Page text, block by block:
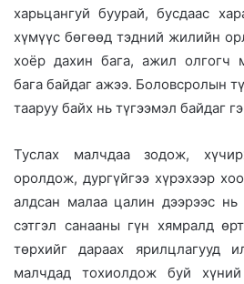
харьцангуй буурай, бусдаас
хүмүүс бөгөөд тэдний жилийн
хоёр дахин бага, ажил олгогч
бага байдаг ажээ. Боловсролын
тааруу байх нь түгээмэл байдаг
Туслах малчдаа зодож,
оролдож, дургүйгээ хүрэхээр
алдсан малаа цалин дээрээс
сэтгэл санааны гүн хямралд
төрхийг дараах ярилцлагууд
малчдад тохиолдож буй хүний